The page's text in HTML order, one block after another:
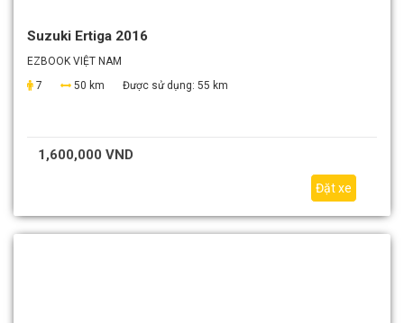
Suzuki Ertiga 2016
EZBOOK VIỆT NAM
7
50 km Được sử dụng: 55 km
1,600,000 VND
Đặt xe